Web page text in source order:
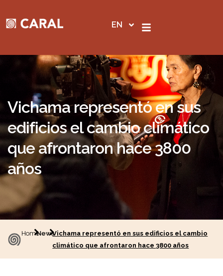
to
content
EN
Vichama representó en sus
edificios el cambio climático
que afrontaron hace 3800
años
HomeNewsVichama representó en sus edificios el cambio
climático que afrontaron hace 3800 años